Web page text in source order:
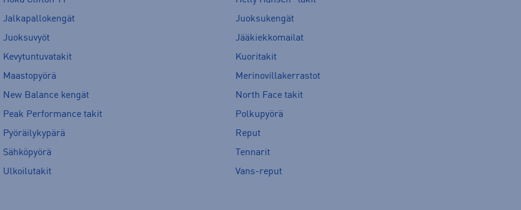
Jalkapallokengät
Juoksukengät
Juoksuvyöt
Jääkiekkomailat
Kevytuntuvatakit
Kuoritakit
Maastopyörä
Merinovillakerrastot
New Balance kengät
North Face takit
Peak Performance takit
Polkupyörä
Pyöräilykypärä
Reput
Sähköpyörä
Tennarit
Ulkoilutakit Vans-reput